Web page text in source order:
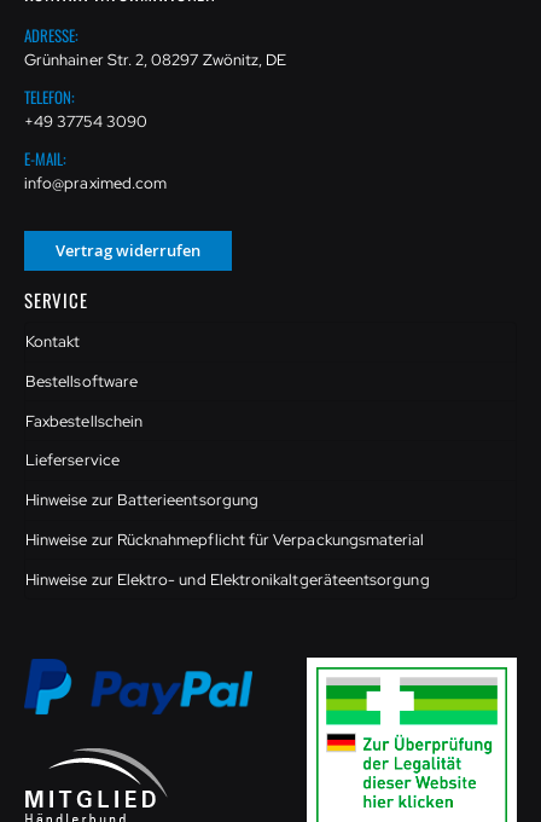
ADRESSE:
Grünhainer Str. 2, 08297 Zwönitz, DE
TELEFON:
+49 37754 3090
E-MAIL:
info@praximed.com
Vertrag widerrufen
SERVICE
Kontakt
Bestellsoftware
Faxbestellschein
Lieferservice
Hinweise zur Batterieentsorgung
Hinweise zur Rücknahmepflicht für Verpackungsmaterial
Hinweise zur Elektro- und Elektronikaltgeräteentsorgung